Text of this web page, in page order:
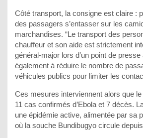
Côté transport, la consigne est claire :
des passagers s’entasser sur les
marchandises. “Le transport des
chauffeur et son aide est strictement
général-major lors d’un point de
également à réduire le nombre de
véhicules publics pour limiter les
Ces mesures interviennent alors que
11 cas confirmés d’Ebola et 7 décès.
une épidémie active, alimentée par sa
où la souche Bundibugyo circule